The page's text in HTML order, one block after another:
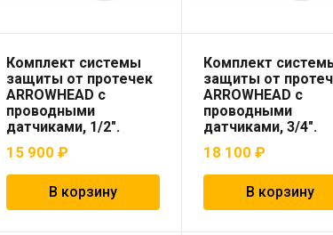
Комплект системы
защиты от протечек
ARROWHEAD с
проводными
датчиками, 1/2″.
15 900 ₽
В корзину
Комплект
защиты от
ARROWHEAD с
проводными
датчиками, 3/4″.
18 100 ₽
В корзину